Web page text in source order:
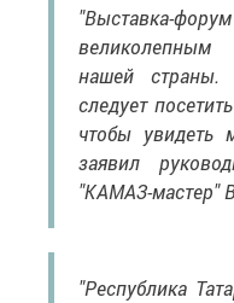
"Выставка-
великолепным
нашей
следует
чтобы увидеть
заявил
"КАМАЗ-мастер"
"Республика